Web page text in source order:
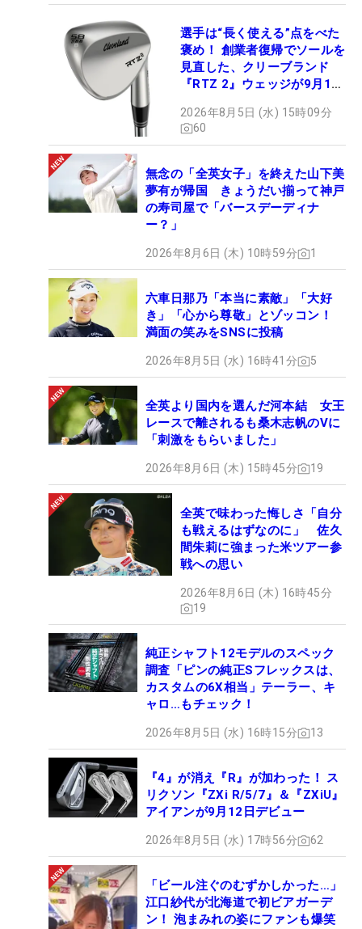
選手は“長く使える”点をべた
褒め！ 創業者復帰でソールを
見直した、クリーブランド
『RTZ 2』ウェッジが9月12
2026年8月5日 (水) 15時09分
60
無念の「全英女子」を終えた山下美
夢有が帰国 きょうだい揃って神戸
の寿司屋で「バースデーディナ
ー？」
2026年8月6日 (木) 10時59分 1
六車日那乃「本当に素敵」「大好
き」「心から尊敬」とゾッコン！
満面の笑みをSNSに投稿
2026年8月5日 (水) 16時41分 5
全英より国内を選んだ河本結 女王
レースで離されるも桑木志帆のVに
「刺激をもらいました」
2026年8月6日 (木) 15時45分 19
全英で味わった悔しさ「自分
も戦えるはずなのに」 佐久
間朱莉に強まった米ツアー参
戦への思い
2026年8月6日 (木) 16時45分
19
純正シャフト12モデルのスペック
調査「ピンの純正Sフレックスは、
カスタムの6X相当」テーラー、キ
ャロ…もチェック！
2026年8月5日 (水) 16時15分 13
『4』が消え『R』が加わった！ ス
リクソン『ZXi R/5/7』＆『ZXiU』
アイアンが9月12日デビュー
2026年8月5日 (水) 17時56分 62
「ビール注ぐのむずかしかった…」
江口紗代が北海道で初ビアガーデ
ン！ 泡まみれの姿にファンも爆笑